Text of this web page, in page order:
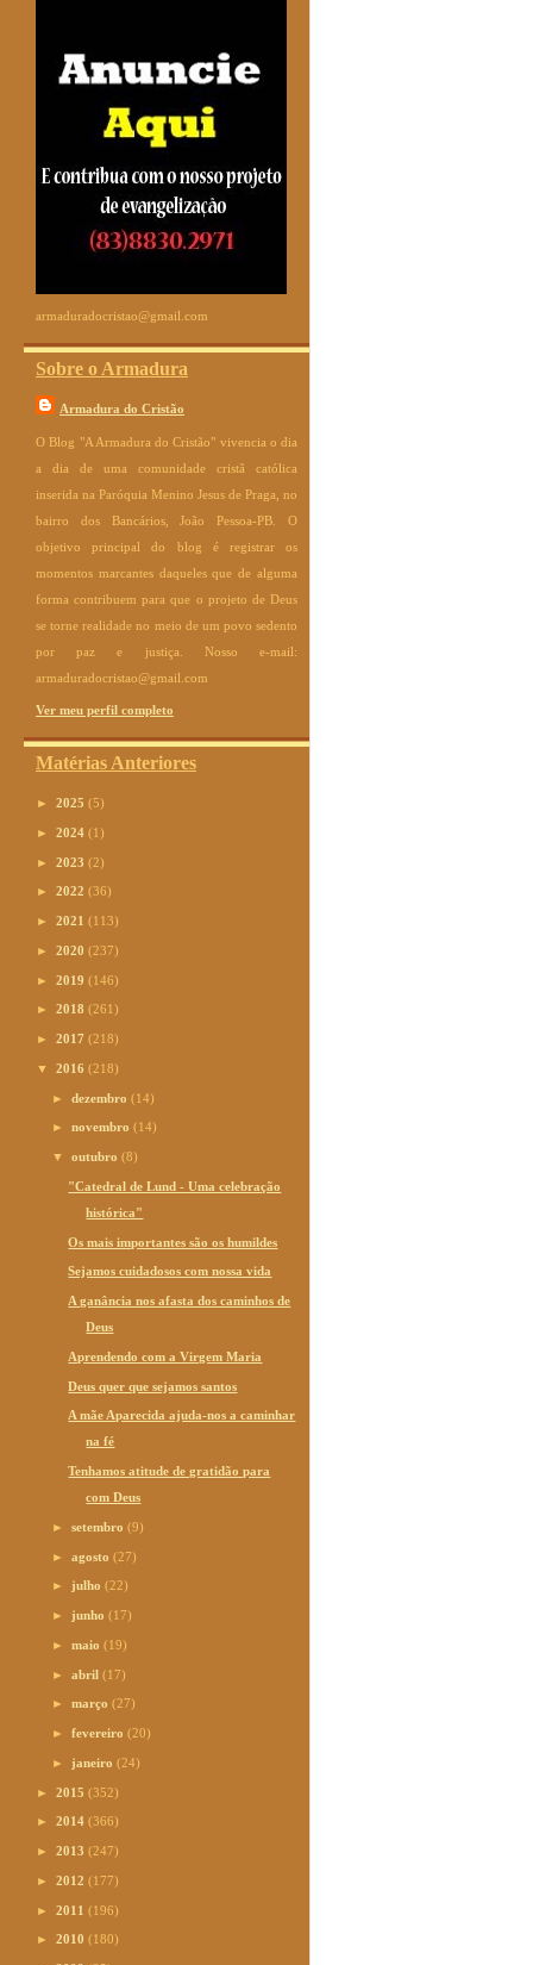
armaduradocristao@gmail.com
Sobre o Armadura
Armadura do Cristão
O Blog "A Armadura do Cristão" vivencia o dia
a dia de uma comunidade cristã católica
inserida na Paróquia Menino Jesus de Praga, no
bairro dos Bancários, João Pessoa-PB. O
objetivo principal do blog é registrar os
momentos marcantes daqueles que de alguma
forma contribuem para que o projeto de Deus
se torne realidade no meio de um povo sedento
por paz e justiça. Nosso e-mail:
armaduradocristao@gmail.com
Ver meu perfil completo
Matérias Anteriores
► 2025 (5)
► 2024 (1)
► 2023 (2)
► 2022 (36)
► 2021 (113)
► 2020 (237)
► 2019 (146)
► 2018 (261)
► 2017 (218)
▼ 2016 (218)
►dezembro(14)
►novembro(14)
▼outubro(8)
"Catedral de Lund - Uma celebração
histórica"
Os mais importantes são os humildes
Sejamos cuidadosos com nossa vida
A ganância nos afasta dos caminhos de
Deus
Aprendendo com a Virgem Maria
Deus quer que sejamos santos
A mãe Aparecida ajuda-nos a caminhar
na fé
Tenhamos atitude de gratidão para
com Deus
►setembro(9)
►agosto(27)
► julho(22)
► junho(17)
►maio(19)
►abril(17)
►março(27)
►fevereiro(20)
► janeiro(24)
► 2015 (352)
► 2014 (366)
► 2013 (247)
► 2012 (177)
► 2011 (196)
► 2010 (180)